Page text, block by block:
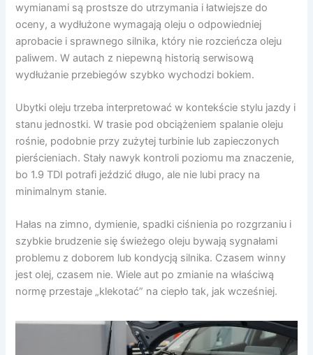
wymianami są prostsze do utrzymania i łatwiejsze do
oceny, a wydłużone wymagają oleju o odpowiedniej
aprobacie i sprawnego silnika, który nie rozcieńcza oleju
paliwem. W autach z niepewną historią serwisową
wydłużanie przebiegów szybko wychodzi bokiem.
Ubytki oleju trzeba interpretować w kontekście stylu jazdy i
stanu jednostki. W trasie pod obciążeniem spalanie oleju
rośnie, podobnie przy zużytej turbinie lub zapieczonych
pierścieniach. Stały nawyk kontroli poziomu ma znaczenie,
bo 1.9 TDI potrafi jeździć długo, ale nie lubi pracy na
minimalnym stanie.
Hałas na zimno, dymienie, spadki ciśnienia po rozgrzaniu i
szybkie brudzenie się świeżego oleju bywają sygnałami
problemu z doborem lub kondycją silnika. Czasem winny
jest olej, czasem nie. Wiele aut po zmianie na właściwą
normę przestaje „klekotać” na ciepło tak, jak wcześniej.